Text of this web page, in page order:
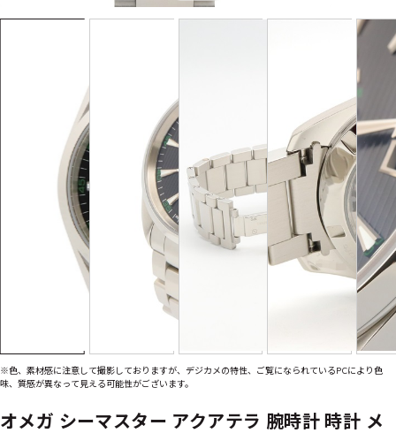
※色、素材感に注意して撮影しておりますが、デジカメの特性、ご覧になられているPCにより色
味、質感が異なって見える可能性がございます。
オメガ シーマスター アクアテラ 腕時計 時計 メ